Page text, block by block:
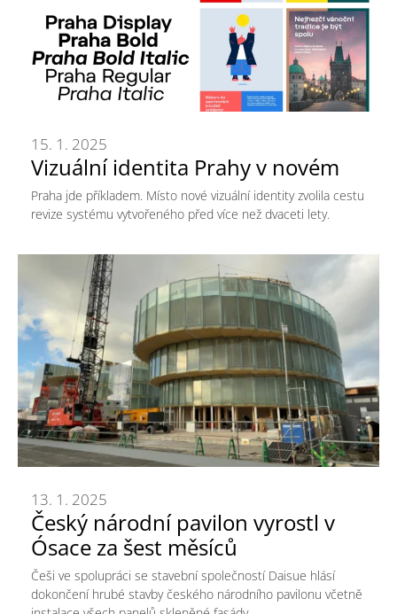
Vizuální identita Prahy v novém
15. 1. 2025
Praha jde příkladem. Místo nové vizuální identity zvolila cestu
revize systému vytvořeného před více než dvaceti lety.
Český národní pavilon vyrostl v
Ósace za šest měsíců
13. 1. 2025
Češi ve spolupráci se stavební společností Daisue hlásí
dokončení hrubé stavby českého národního pavilonu včetně